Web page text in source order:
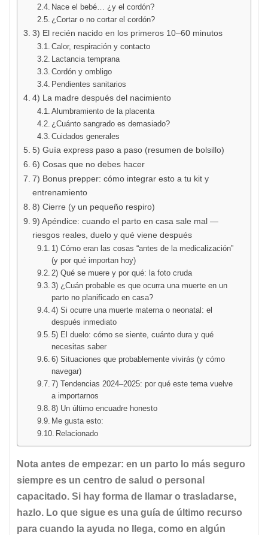
Nace el bebé… ¿y el cordón?
¿Cortar o no cortar el cordón?
3) El recién nacido en los primeros 10–60 minutos
Calor, respiración y contacto
Lactancia temprana
Cordón y ombligo
Pendientes sanitarios
4) La madre después del nacimiento
Alumbramiento de la placenta
¿Cuánto sangrado es demasiado?
Cuidados generales
5) Guía express paso a paso (resumen de bolsillo)
6) Cosas que no debes hacer
7) Bonus prepper: cómo integrar esto a tu kit y
entrenamiento
8) Cierre (y un pequeño respiro)
9) Apéndice: cuando el parto en casa sale mal —
riesgos reales, duelo y qué viene después
1) Cómo eran las cosas “antes de la medicalización”
(y por qué importan hoy)
2) Qué se muere y por qué: la foto cruda
3) ¿Cuán probable es que ocurra una muerte en un
parto no planificado en casa?
4) Si ocurre una muerte materna o neonatal: el
después inmediato
5) El duelo: cómo se siente, cuánto dura y qué
necesitas saber
6) Situaciones que probablemente vivirás (y cómo
navegar)
7) Tendencias 2024–2025: por qué este tema vuelve
a importarnos
8) Un último encuadre honesto
Me gusta esto:
Relacionado
Nota antes de empezar: en un parto lo más seguro
siempre es un centro de salud o personal
capacitado. Si hay forma de llamar o trasladarse,
hazlo. Lo que sigue es una guía de último recurso
para cuando la ayuda no llega, como en algún